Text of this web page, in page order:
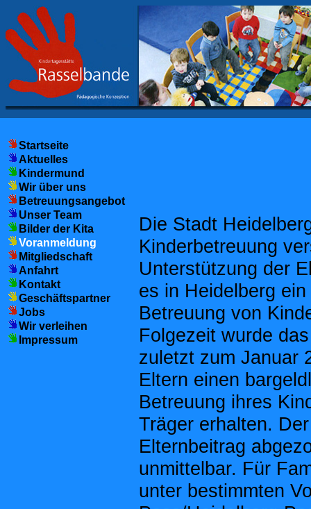
Startseite
Aktuelles
Kindermund
Wir über uns
Betreuungsangebot
Unser Team
Bilder der Kita
Voranmeldung
Mitgliedschaft
Anfahrt
Kontakt
Geschäftspartner
Jobs
Wir verleihen
Impressum
Die Stadt
Kinderbetreuung
Unterstützung der
es in Heidelberg
Betreuung von
Folgezeit wurde
zuletzt zum Januar
Eltern einen
Betreuung ihres
Träger erhalten.
Elternbeitrag
unmittelbar. Für
unter bestimmten